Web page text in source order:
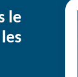
le